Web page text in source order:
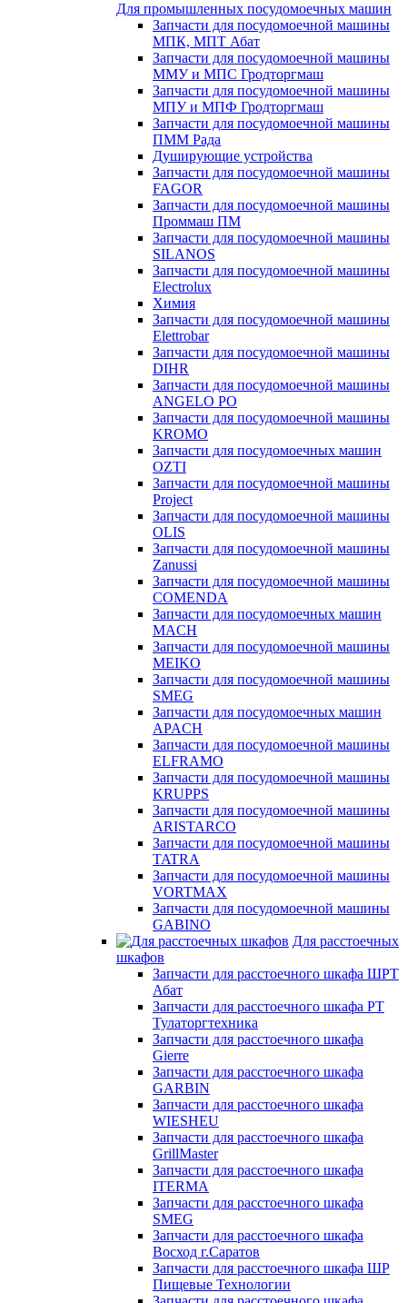
Для промышленных посудомоечных машин
Запчасти для посудомоечной машины
МПК, МПТ Абат
Запчасти для посудомоечной машины
ММУ и МПС Гродторгмаш
Запчасти для посудомоечной машины
МПУ и МПФ Гродторгмаш
Запчасти для посудомоечной машины
ПММ Рада
Душирующие устройства
Запчасти для посудомоечной машины
FAGOR
Запчасти для посудомоечной машины
Проммаш ПМ
Запчасти для посудомоечной машины
SILANOS
Запчасти для посудомоечной машины
Electrolux
Химия
Запчасти для посудомоечной машины
Elettrobar
Запчасти для посудомоечной машины
DIHR
Запчасти для посудомоечной машины
ANGELO PO
Запчасти для посудомоечной машины
KROMO
Запчасти для посудомоечных машин
OZTI
Запчасти для посудомоечной машины
Project
Запчасти для посудомоечной машины
OLIS
Запчасти для посудомоечной машины
Zanussi
Запчасти для посудомоечной машины
COMENDA
Запчасти для посудомоечных машин
MACH
Запчасти для посудомоечной машины
MEIKO
Запчасти для посудомоечной машины
SMEG
Запчасти для посудомоечных машин
APACH
Запчасти для посудомоечной машины
ELFRAMO
Запчасти для посудомоечной машины
KRUPPS
Запчасти для посудомоечной машины
ARISTARCO
Запчасти для посудомоечной машины
TATRA
Запчасти для посудомоечной машины
VORTMAX
Запчасти для посудомоечной машины
GABINO
Для расстоечных
шкафов
Запчасти для расстоечного шкафа ШРТ
Абат
Запчасти для расстоечного шкафа РТ
Тулаторгтехника
Запчасти для расстоечного шкафа
Gierre
Запчасти для расстоечного шкафа
GARBIN
Запчасти для расстоечного шкафа
WIESHEU
Запчасти для расстоечного шкафа
GrillMaster
Запчасти для расстоечного шкафа
ITERMA
Запчасти для расстоечного шкафа
SMEG
Запчасти для расстоечного шкафа
Восход г.Саратов
Запчасти для расстоечного шкафа ШР
Пищевые Технологии